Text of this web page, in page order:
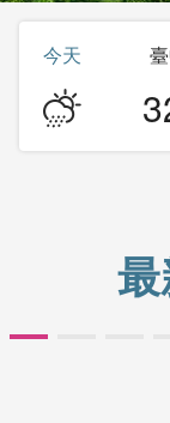
今天
第10屆全球旅遊